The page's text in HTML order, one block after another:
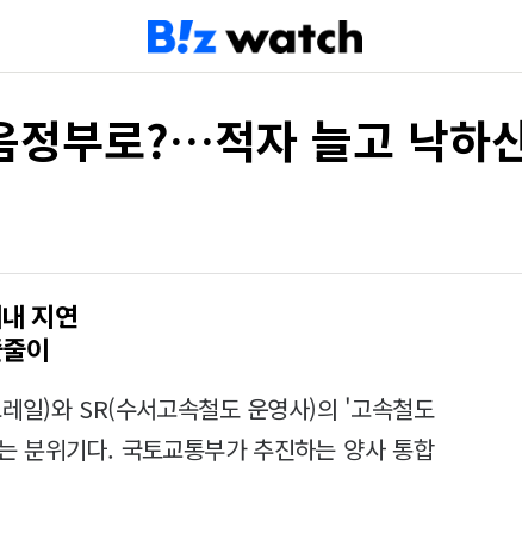
정부로?…적자 늘고 낙하
지연
이
일)와 SR(수서고속철도 운영사)의 '고속철도
분위기다. 국토교통부가 추진하는 양사 통합